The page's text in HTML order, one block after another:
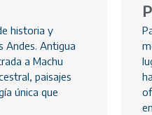
historia y
Andes. Antigua
a Machu
paisajes
única que